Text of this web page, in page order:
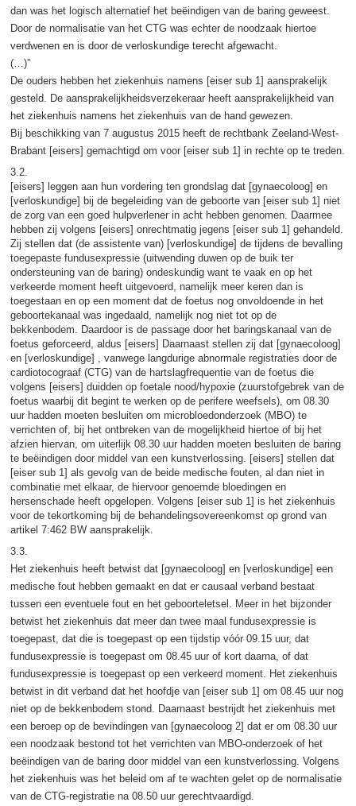
dan was het logisch alternatief het beëindigen van de baring geweest.
Door de normalisatie van het CTG was echter de noodzaak hiertoe
verdwenen en is door de verloskundige terecht afgewacht.
(…)”
De ouders hebben het ziekenhuis namens [eiser sub 1] aansprakelijk
gesteld. De aansprakelijkheidsverzekeraar heeft aansprakelijkheid van
het ziekenhuis namens het ziekenhuis van de hand gewezen.
Bij beschikking van 7 augustus 2015 heeft de rechtbank Zeeland-West-
Brabant [eisers] gemachtigd om voor [eiser sub 1] in rechte op te treden.
3.2.
[eisers] leggen aan hun vordering ten grondslag dat [gynaecoloog] en
[verloskundige] bij de begeleiding van de geboorte van [eiser sub 1] niet
de zorg van een goed hulpverlener in acht hebben genomen. Daarmee
hebben zij volgens [eisers] onrechtmatig jegens [eiser sub 1] gehandeld.
Zij stellen dat (de assistente van) [verloskundige] de tijdens de bevalling
toegepaste fundusexpressie (uitwending duwen op de buik ter
ondersteuning van de baring) ondeskundig want te vaak en op het
verkeerde moment heeft uitgevoerd, namelijk meer keren dan is
toegestaan en op een moment dat de foetus nog onvoldoende in het
geboortekanaal was ingedaald, namelijk nog niet tot op de
bekkenbodem. Daardoor is de passage door het baringskanaal van de
foetus geforceerd, aldus [eisers] Daarnaast stellen zij dat [gynaecoloog]
en [verloskundige] , vanwege langdurige abnormale registraties door de
cardiotocograaf (CTG) van de hartslagfrequentie van de foetus die
volgens [eisers] duidden op foetale nood/hypoxie (zuurstofgebrek van de
foetus waarbij dit begint te werken op de perifere weefsels), om 08.30
uur hadden moeten besluiten om microbloedonderzoek (MBO) te
verrichten of, bij het ontbreken van de mogelijkheid hiertoe of bij het
afzien hiervan, om uiterlijk 08.30 uur hadden moeten besluiten de baring
te beëindigen door middel van een kunstverlossing. [eisers] stellen dat
[eiser sub 1] als gevolg van de beide medische fouten, al dan niet in
combinatie met elkaar, de hiervoor genoemde bloedingen en
hersenschade heeft opgelopen. Volgens [eiser sub 1] is het ziekenhuis
voor de tekortkoming bij de behandelingsovereenkomst op grond van
artikel 7:462 BW aansprakelijk.
3.3.
Het ziekenhuis heeft betwist dat [gynaecoloog] en [verloskundige] een
medische fout hebben gemaakt en dat er causaal verband bestaat
tussen een eventuele fout en het geboorteletsel. Meer in het bijzonder
betwist het ziekenhuis dat meer dan twee maal fundusexpressie is
toegepast, dat die is toegepast op een tijdstip vóór 09.15 uur, dat
fundusexpressie is toegepast om 08.45 uur of kort daarna, of dat
fundusexpressie is toegepast op een verkeerd moment. Het ziekenhuis
betwist in dit verband dat het hoofdje van [eiser sub 1] om 08.45 uur nog
niet op de bekkenbodem stond. Daarnaast bestrijdt het ziekenhuis met
een beroep op de bevindingen van [gynaecoloog 2] dat er om 08.30 uur
een noodzaak bestond tot het verrichten van MBO-onderzoek of het
beëindigen van de baring door middel van een kunstverlossing. Volgens
het ziekenhuis was het beleid om af te wachten gelet op de normalisatie
van de CTG-registratie na 08.50 uur gerechtvaardigd.